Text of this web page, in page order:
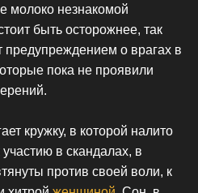
молоко незнакомой
быть осторожнее, так
предупреждением о врагах в
пока не проявили
кружку, в которой налито
в скандалах, в
против своей воли, к